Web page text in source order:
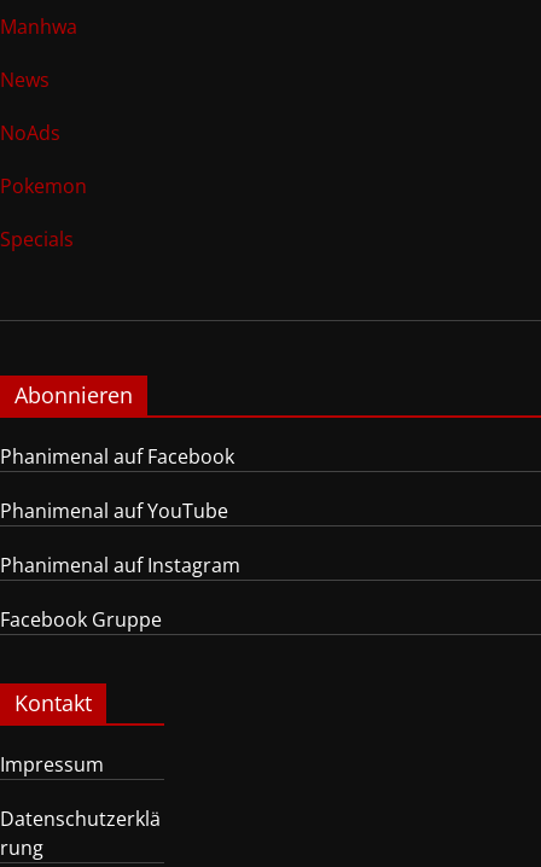
Manhwa
News
NoAds
Pokemon
Specials
Abonnieren
Phanimenal auf Facebook
Phanimenal auf YouTube
Phanimenal auf Instagram
Facebook Gruppe
Kontakt
Impressum
Datenschutzerklä
rung